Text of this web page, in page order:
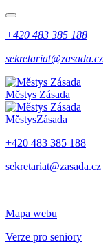
+420 483 385 188
sekretariat@zasada.cz
Městys Zásada
MěstysZásada
+420 483 385 188
sekretariat@zasada.cz
Mapa webu
Verze pro seniory